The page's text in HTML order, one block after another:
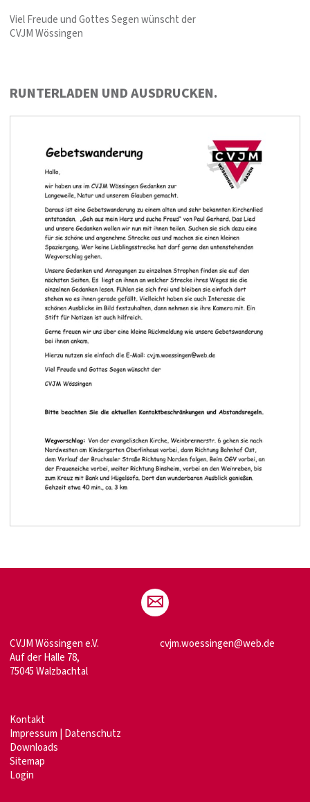
Viel Freude und Gottes Segen wünscht der
CVJM Wössingen
RUNTERLADEN UND AUSDRUCKEN.
CVJM Wössingen e.V.
Auf der Halle 78,
75045 Walzbachtal
cvjm.woessingen@web.de
Kontakt
Impressum Datenschutz
Downloads
Sitemap
Login